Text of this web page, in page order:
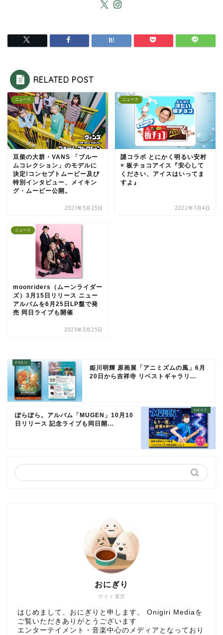
RELATED POST
ニュース
豆柴の大群・VANS 「ブルー
ムコレクション」のモデルに
決定!コンセプトムービー及び
特別インタビュー、メイキン
グ・ムービー公開。
2021年3月25日
ニュース
謎コラボ とにかく明るい安村
× 板チョコアイス『安心して
ください、アイスはいってま
すよ』
2022年7月4日
ニュース
moonriders（ムーンライダー
ズ）3月15日リリース ニュー
アルバムを6月25日LP盤で発
売 同日ライブも開催
2023年3月25日
姫川明輝 原画展「アニミズムの風」6月
20日から吉祥寺 リベストギャラリ...
ぽらぽら。アルバム「MUGEN」10月10
日リリース 記念ライブも同日開...
サイト運営
おにぎり
はじめまして、おにぎりと申します。 Onigiri Mediaを
ご覧いただきありがとうございます
エンターテイメント・音楽中心のメディアとなっており